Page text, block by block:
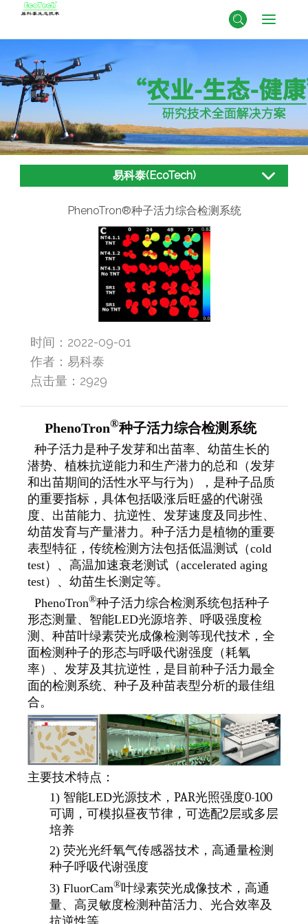
易科泰(EcoTech)
PhenoTron®种子活力综合检测系统
时间：2022-09-01
作者：易科泰
点击量： 2929
PhenoTron®种子活力综合检测系统
种子活力是种子发芽和出苗率、幼苗生长的
潜势、植株抗逆能力和生产潜力的总和（发芽
和出苗期间的活性水平与行为），是种子品质
的重要指标，具体包括吸涨后旺盛的代谢强
度、出苗能力、抗逆性、发芽速度及同步性、
幼苗发育与产量潜力。种子活力是植物的重要
表型特征，传统检测方法包括低温测试（cold
test）、高温加速衰老测试（accelerated aging
test）、幼苗生长测定等。
PhenoTron®种子活力综合检测系统包括种子
形态测量、智能LED光源培养、呼吸强度检
测、种苗叶绿素荧光成像检测等现代技术，全
面检测种子的形态与呼吸代谢强度（耗氧
率）、发芽及其抗逆性，是目前种子活力最全
面的检测系统、种子及种苗表型分析的最佳组
合。
主要技术特点：
1) 智能LED光源技术， PAR光照强度0-100
可调，可模拟昼夜节律，可选配2层或多层
培养
2) 荧光光纤氧气传感器技术，高通量检测
种子呼吸代谢强度
3) FluorCam®叶绿素荧光成像技术，高通
量、高灵敏度检测种苗活力、光合效率及
抗逆性等